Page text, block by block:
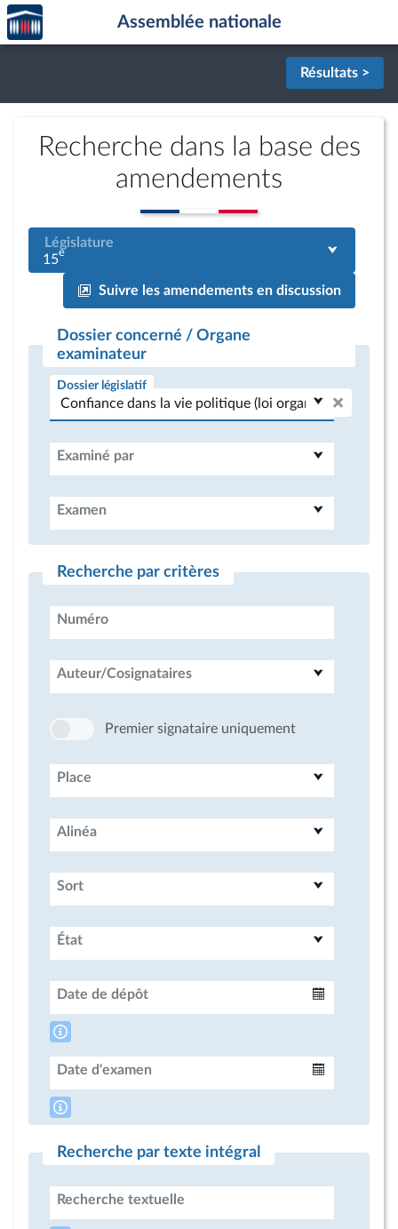
Aller au contenu
Aller en bas de la page
Accèder
à la
page
Assemblée nationale
Résultats >
Recherche dans la base des
amendements
Législature
15e
Suivre les amendements en discussion
Dossier concerné / Organe
examinateur
Dossier législatif
Examiné par
Examen
Recherche par critères
Numéro
Auteur/Cosignataires
Premier signataire uniquement
Place
Alinéa
Sort
État
Date de dépôt
Date d'examen
Recherche par texte intégral
Recherche textuelle